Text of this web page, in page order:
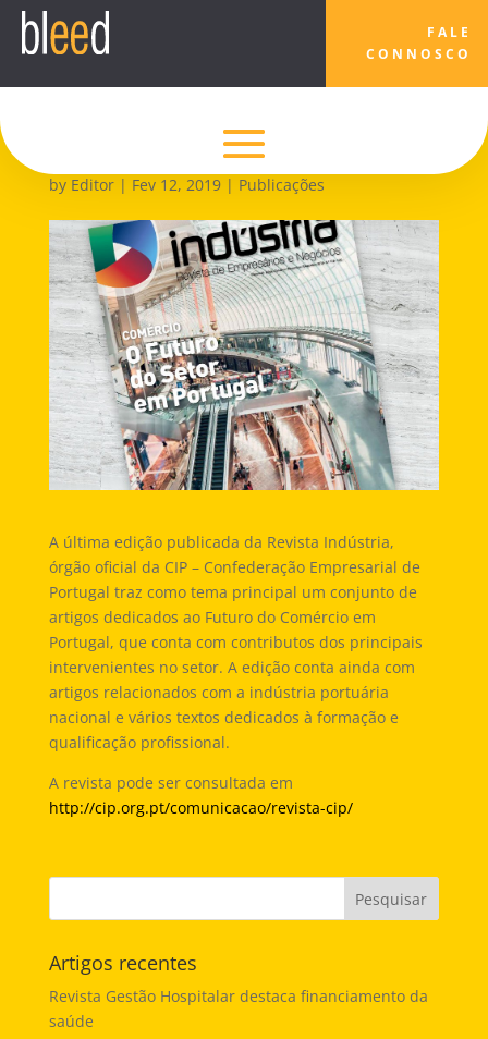
FALE
CONNOSCO
Setor do Comércio em
by Editor| Fev 12, 2019| Publicações
A última edição publicada da Revista Indústria,
órgão oficial da CIP – Confederação Empresarial de
Portugal traz como tema principal um conjunto de
artigos dedicados ao Futuro do Comércio em
Portugal, que conta com contributos dos principais
intervenientes no setor. A edição conta ainda com
artigos relacionados com a indústria portuária
nacional e vários textos dedicados à formação e
qualificação profissional.
A revista pode ser consultada em
http://cip.org.pt/comunicacao/revista-cip/
Artigos recentes
Revista Gestão Hospitalar destaca financiamento da
saúde